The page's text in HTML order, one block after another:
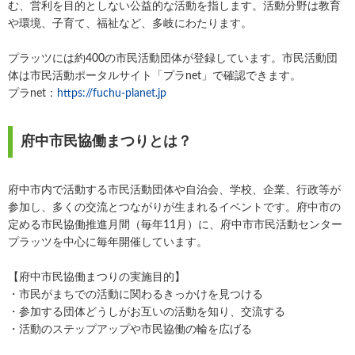
む、営利を目的としない公益的な活動を指します。活動分野は教育
や環境、子育て、福祉など、多岐にわたります。
プラッツには約400の市民活動団体が登録しています。市民活動団
体は市民活動ポータルサイト「プラnet」で確認できます。
プラnet： https://fuchu-planet.jp
府中市民協働まつりとは？
府中市内で活動する市民活動団体や自治会、学校、企業、行政等が
参加し、多くの交流とつながりが生まれるイベントです。府中市の
定める市民協働推進月間（毎年11月）に、府中市市民活動センター
プラッツを中心に毎年開催しています。
【府中市民協働まつりの実施目的】
・市民がまちでの活動に関わるきっかけを見つける
・参加する団体どうしがお互いの活動を知り、交流する
・活動のステップアップや市民協働の輪を広げる